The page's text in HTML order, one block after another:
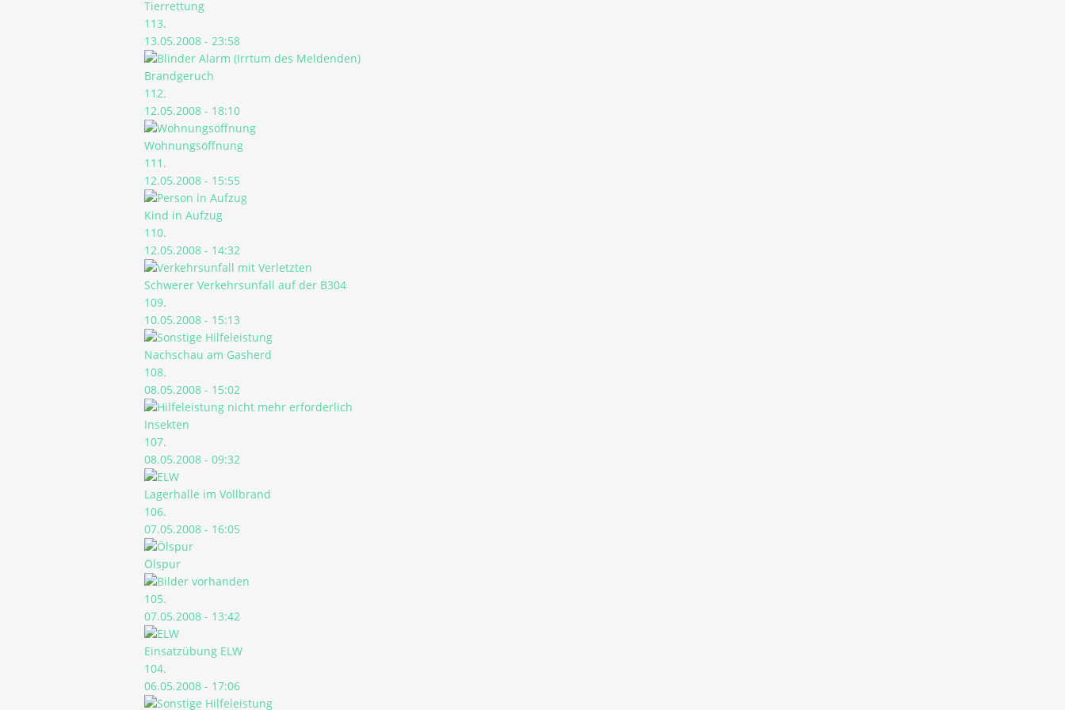
Tierrettung
113.
13.05.2008 - 23:58
Brandgeruch
112.
12.05.2008 - 18:10
Wohnungsöffnung
111.
12.05.2008 - 15:55
Kind in Aufzug
110.
12.05.2008 - 14:32
Schwerer Verkehrsunfall auf der B304
109.
10.05.2008 - 15:13
Nachschau am Gasherd
108.
08.05.2008 - 15:02
Insekten
107.
08.05.2008 - 09:32
Lagerhalle im Vollbrand
106.
07.05.2008 - 16:05
Ölspur
105.
07.05.2008 - 13:42
Einsatzübung ELW
104.
06.05.2008 - 17:06